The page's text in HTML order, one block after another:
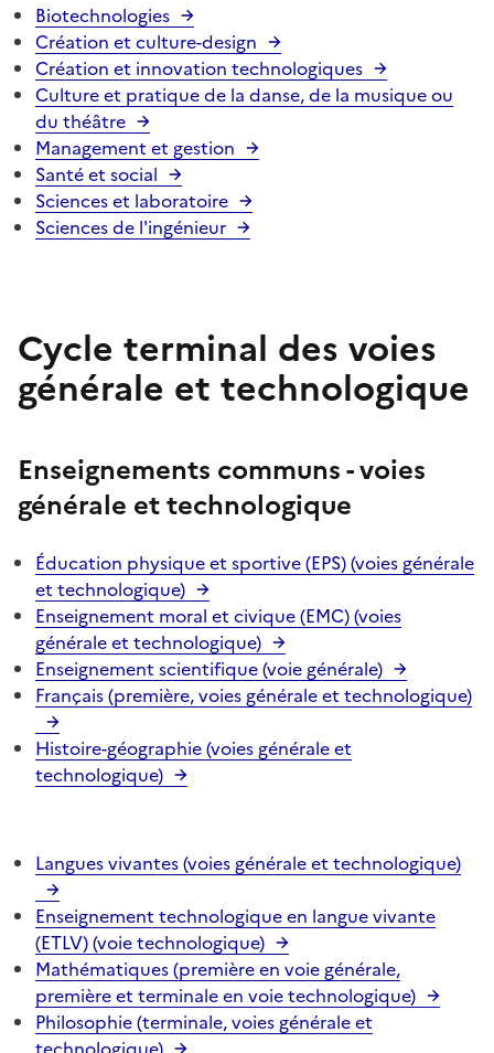
Biotechnologies
Création et culture-design
Création et innovation technologiques
Culture et pratique de la danse, de la musique ou
du théâtre
Management et gestion
Santé et social
Sciences et laboratoire
Sciences de l'ingénieur
Cycle terminal des voies
générale et technologique
Enseignements communs - voies
générale et technologique
Éducation physique et sportive (EPS) (voies générale
et technologique)
Enseignement moral et civique (EMC) (voies
générale et technologique)
Enseignement scientifique (voie générale)
Français (première, voies générale et technologique)
Histoire-géographie (voies générale et
technologique)
Langues vivantes (voies générale et technologique)
Enseignement technologique en langue vivante
(ETLV) (voie technologique)
Mathématiques (première en voie générale,
première et terminale en voie technologique)
Philosophie (terminale, voies générale et